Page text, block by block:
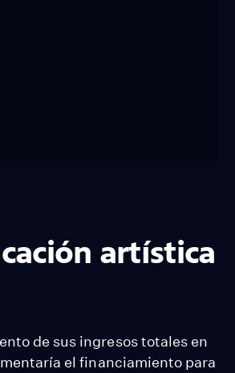
artística
de sus ingresos totales en
el financiamiento para